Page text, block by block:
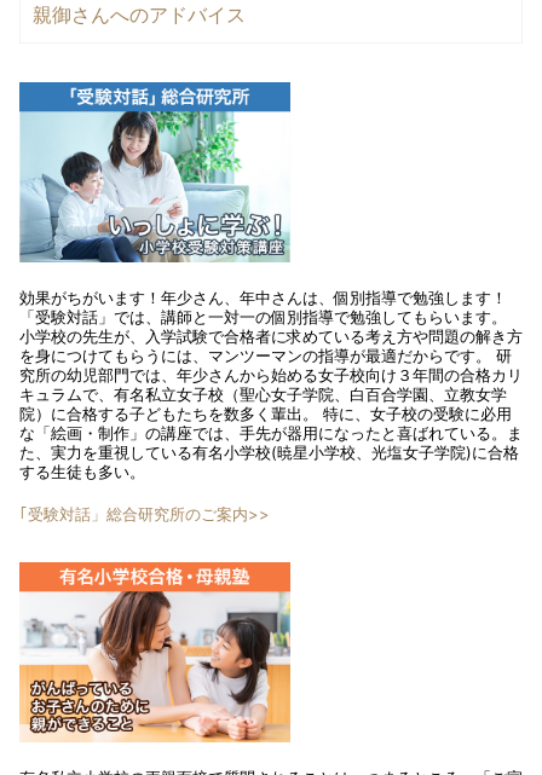
親御さんへのアドバイス
効果がちがいます！年少さん、年中さんは、個別指導で勉強します！
「受験対話」では、講師と一対一の個別指導で勉強してもらいます。
小学校の先生が、入学試験で合格者に求めている考え方や問題の解き方
を身につけてもらうには、マンツーマンの指導が最適だからです。 研
究所の幼児部門では、年少さんから始める女子校向け３年間の合格カリ
キュラムで、有名私立女子校（聖心女子学院、白百合学園、立教女学
院）に合格する子どもたちを数多く輩出。 特に、女子校の受験に必用
な「絵画・制作」の講座では、手先が器用になったと喜ばれている。ま
た、実力を重視している有名小学校(暁星小学校、光塩女子学院)に合格
する生徒も多い。
｢受験対話」総合研究所のご案内>>